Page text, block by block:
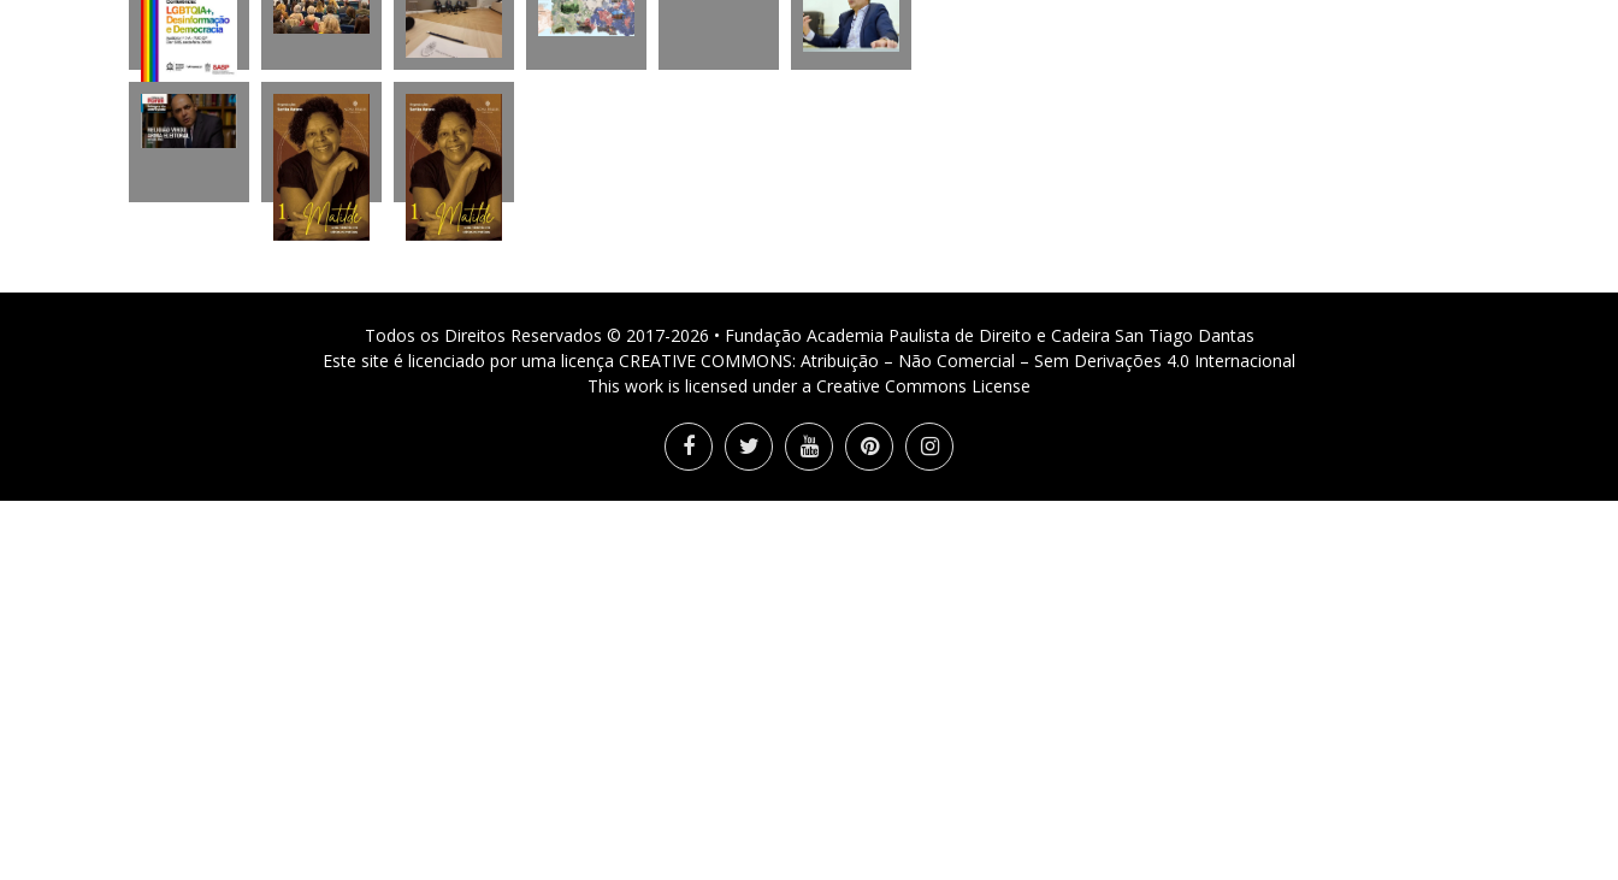
Todos os Direitos Reservados © 2017-2026 • Fundação Academia Paulista de Direito e Cadeira San Tiago Dantas
Este site é licenciado por uma licença CREATIVE COMMONS: Atribuição – Não Comercial – Sem Derivações 4.0 Internacional
This work is licensed under a Creative Commons License